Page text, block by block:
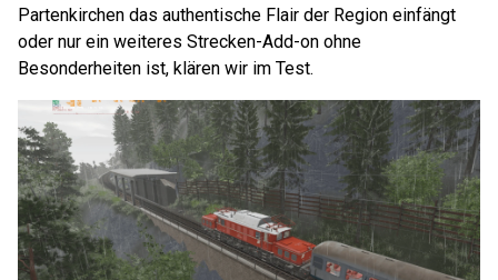
Partenkirchen das authentische Flair der Region einfängt
oder nur ein weiteres Strecken-Add-on ohne
Besonderheiten ist, klären wir im Test.